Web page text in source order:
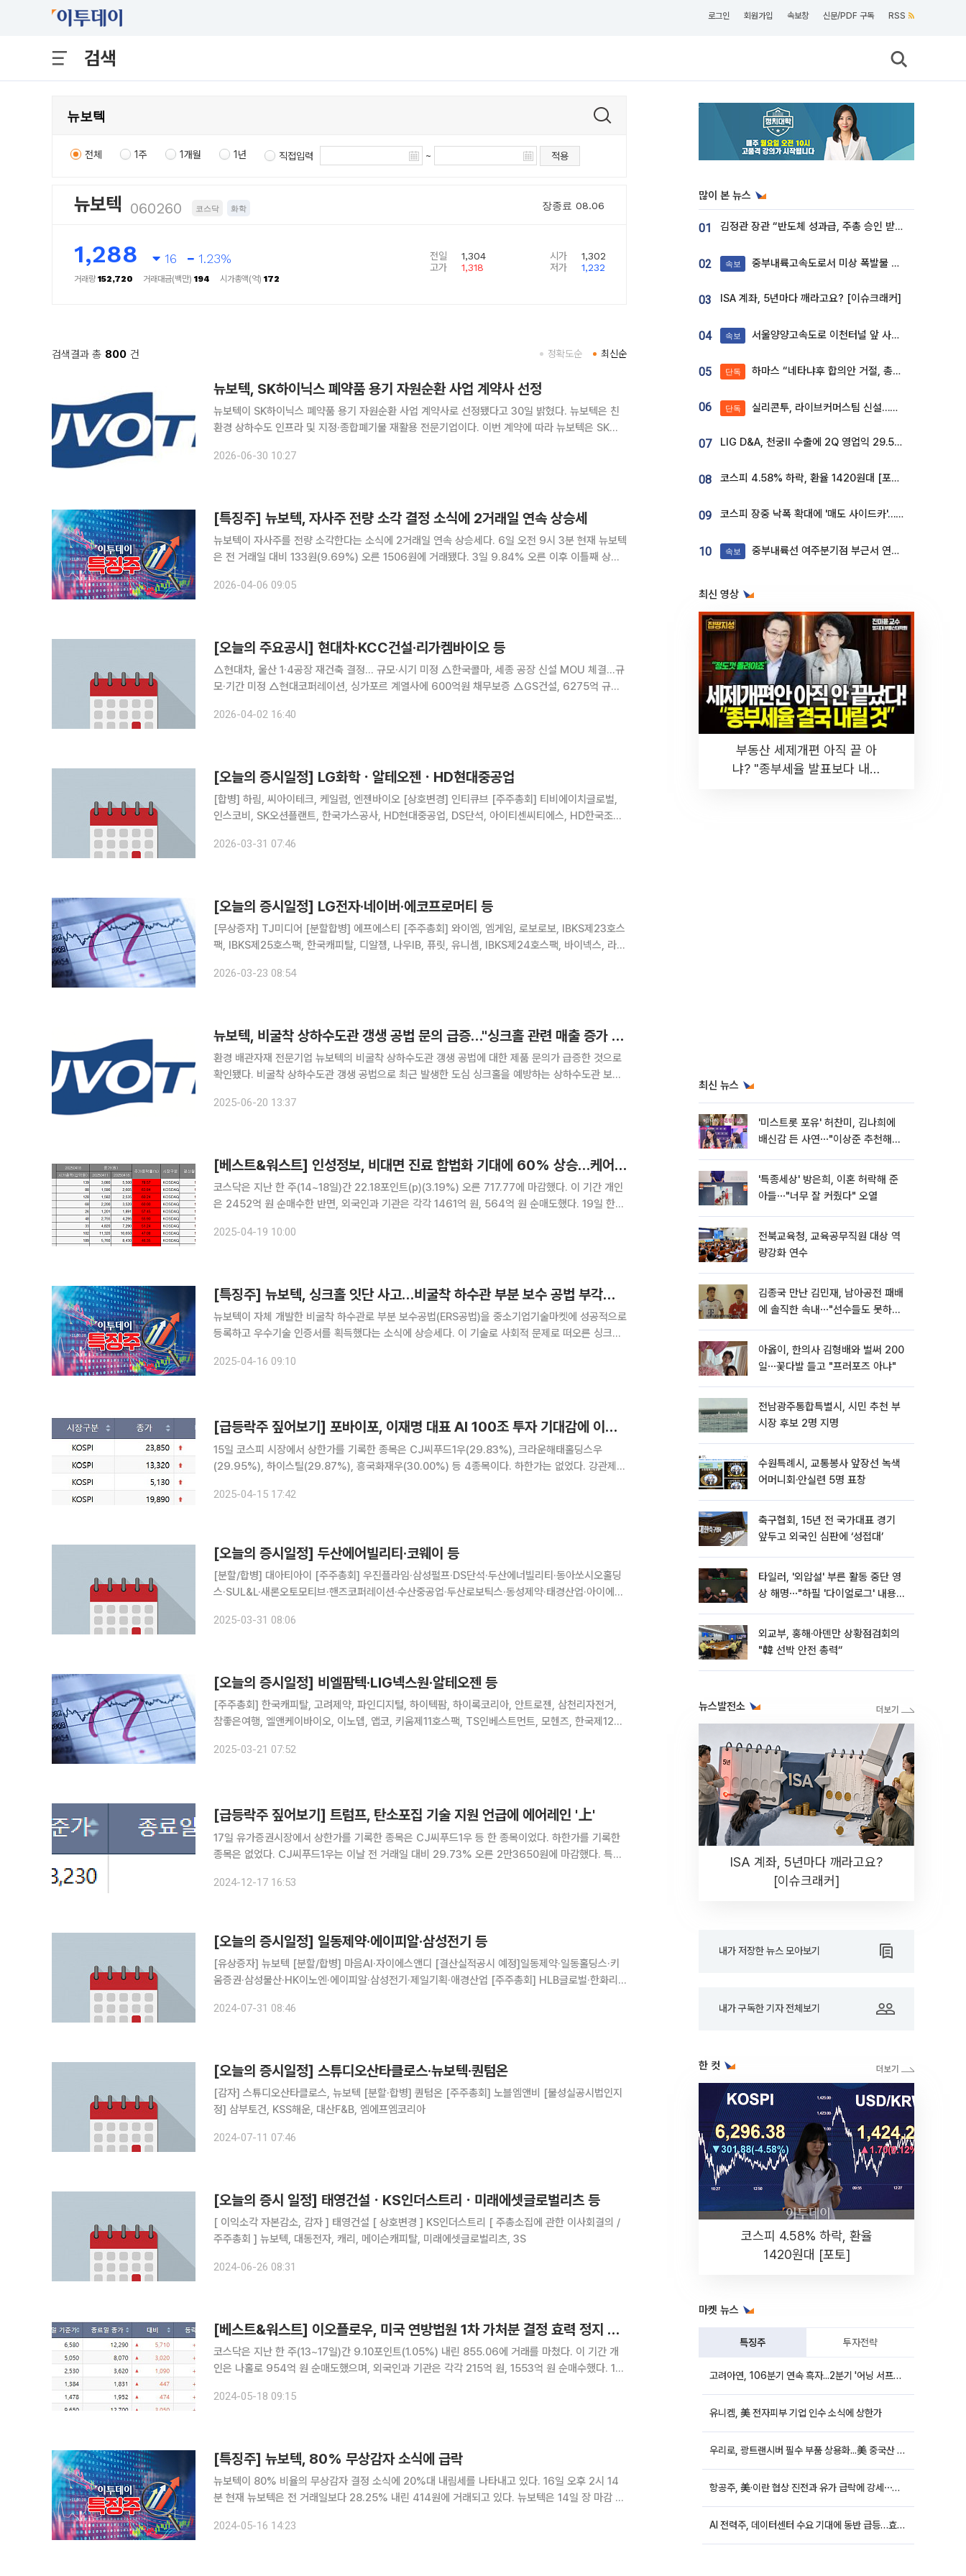
로그인 회원가입 속보창 신문/PDF 구독 RSS
검색
전체 1주 1개월 1년 직접입력 ~ 적용
뉴보텍 060260 코스닥 화학 장종료 08.06
1,288 16 1.23%
거래량152,720 거래대금(백만) 194 시가총액(억) 172
전일
1,304
고가
1,318
시가
1,302
저가
1,232
검색결과 총 800 건 최신순
정확도순
뉴보텍, SK하이닉스 폐약품 용기 자원순환 사업 계약사 선정
뉴보텍이 SK하이닉스 폐약품 용기 자원순환 사업 계약사로 선정됐다고 30일 밝혔다. 뉴보텍은 친
환경 상하수도 인프라 및 지정·종합폐기물 재활용 전문기업이다. 이번 계약에 따라 뉴보텍은 SK하
정용 폐용기의 수집·운반 및 안전 재활용 처리를 수행하게 된다. 대상
2026-06-30 10:27
[특징주] 뉴보텍, 자사주 전량 소각 결정 소식에 2거래일 연속 상승세
뉴보텍이 자사주를 전량 소각한다는 소식에 2거래일 연속 상승세다. 6일 오전 9시 3분 현재 뉴보텍
은 전 거래일 대비 133원(9.69%) 오른 1506원에 거래됐다. 3일 9.84% 오른 이후 이틀째 상승
르면 이번 소각 규모는 발행주식 총수의 1.
2026-04-06 09:05
[오늘의 주요공시] 현대차‧KCC건설‧리가켐바이오 등
△현대차, 울산 1·4공장 재건축 결정… 규모·시기 미정 △한국콜마, 세종 공장 신설 MOU 체결…규
모·기간 미정 △현대코퍼레이션, 싱가포르 계열사에 600억원 채무보증 △GS건설, 6275억 규모
△KCC건설, 3057억 규모 물류센터 신축공사 수주 △링크솔
2026-04-02 16:40
[오늘의 증시일정] LG화학ㆍ알테오젠ㆍHD현대중공업
[합병] 하림, 씨아이테크, 케일럼, 엔젠바이오 [상호변경] 인티큐브 [주주총회] 티비에이치글로벌,
인스코비, SK오션플랜트, 한국가스공사, HD현대중공업, DS단석, 아이티센씨티에스, HD한국조선
풀무원, 태경산업, 강원랜드, 영흥, 황금에스
2026-03-31 07:46
[오늘의 증시일정] LG전자·네이버·에코프로머티 등
[무상증자] TJ미디어 [분할합병] 에프에스티 [주주총회] 와이엠, 엠게임, 로보로보, IBKS제23호스
팩, IBKS제25호스팩, 한국캐피탈, 디알젬, 나우IB, 퓨릿, 유니셈, IBKS제24호스팩, 바이넥스, 라이
오로스테크놀로지, 링크제니시스, 한양이엔
2026-03-23 08:54
뉴보텍, 비굴착 상하수도관 갱생 공법 문의 급증…"싱크홀 관련 매출 증가 예상"
환경 배관자재 전문기업 뉴보텍의 비굴착 상하수도관 갱생 공법에 대한 제품 문의가 급증한 것으로
확인됐다. 비굴착 상하수도관 갱생 공법으로 최근 발생한 도심 싱크홀을 예방하는 상하수도관 보수
면서, 노후 하수관을 교체하거나 구조적으로 보강하기 위한 자재에 대한
2025-06-20 13:37
[베스트&워스트] 인성정보, 비대면 진료 합법화 기대에 60% 상승…케어랩스ㆍ심플랫폼도↑
코스닥은 지난 한 주(14~18일)간 22.18포인트(p)(3.19%) 오른 717.77에 마감했다. 이 기간 개인
은 2452억 원 순매수한 반면, 외국인과 기관은 각각 1461억 원, 564억 원 순매도했다. 19일 한국
5500원에 장을 마쳤다. 이재명
2025-04-19 10:00
[특징주] 뉴보텍, 싱크홀 잇단 사고…비굴착 하수관 부분 보수 공법 부각에 상승세
뉴보텍이 자체 개발한 비굴착 하수관로 부분 보수공법(ERS공법)을 중소기업기술마켓에 성공적으로
등록하고 우수기술 인증서를 획득했다는 소식에 상승세다. 이 기술로 사회적 문제로 떠오른 싱크홀
2025-04-16 09:10
[급등락주 짚어보기] 포바이포, 이재명 대표 AI 100조 투자 기대감에 이틀 연속 上
15일 코스피 시장에서 상한가를 기록한 종목은 CJ씨푸드1우(29.83%), 크라운해태홀딩스우
(29.95%), 하이스틸(29.87%), 흥국화재우(30.00%) 등 4종목이다. 하한가는 없었다. 강관제조
2025-04-15 17:42
[오늘의 증시일정] 두산에어빌리티·코웨이 등
[분할/합병] 대아티아이 [주주총회] 우진플라임·삼성펄프·DS단석·두산에너빌리티·동아쏘시오홀딩
스·SUL&L·새론오토모티브·핸즈코퍼레이션·수산중공업·두산로보틱스·동성제약·태경산업·아이에이
·GKL·AK홀딩스·휠라홀딩스·국보·화인베스틸·이아이디·대구백화점·보락·원림·씨아이테크·화
2025-03-31 08:06
[오늘의 증시일정] 비엘팜텍·LIG넥스원·알테오젠 등
[주주총회] 한국캐피탈, 고려제약, 파인디지털, 하이텍팜, 하이록코리아, 안트로젠, 삼천리자전거,
참좋은여행, 엘앤케이바이오, 이노뎁, 앱코, 키움제11호스팩, TS인베스트먼트, 모헨즈, 한국제12호
에프엠코리아, 나이스디앤비, 엑시온그룹, 이수앱지스, 대
2025-03-21 07:52
[급등락주 짚어보기] 트럼프, 탄소포집 기술 지원 언급에 에어레인 '上'
17일 유가증권시장에서 상한가를 기록한 종목은 CJ씨푸드1우 등 한 종목이었다. 하한가를 기록한
종목은 없었다. CJ씨푸드1우는 이날 전 거래일 대비 29.73% 오른 2만3650원에 마감했다. 특별
정밀기계, 뉴보텍, 아이윈플러스, 인벤티지랩, GH
2024-12-17 16:53
[오늘의 증시일정] 일동제약‧에이피알‧삼성전기 등
[유상증자] 뉴보텍 [분할/합병] 마음AI·자이에스앤디 [결산실적공시 예정]일동제약·일동홀딩스·키
움증권·삼성물산·HK이노엔·에이피알·삼성전기·제일기획·애경산업 [주주총회] HLB글로벌·한화리
아이테크·케어젠
2024-07-31 08:46
[오늘의 증시일정] 스튜디오산타클로스·뉴보텍·퀀텀온
[감자] 스튜디오산타클로스, 뉴보텍 [분할·합병] 퀀텀온 [주주총회] 노블엠앤비 [불성실공시법인지
정] 삼부토건, KSS해운, 대산F&B, 엠에프엠코리아
2024-07-11 07:46
[오늘의 증시 일정] 태영건설ㆍKS인더스트리ㆍ미래에셋글로벌리츠 등
[ 이익소각 자본감소, 감자 ] 태영건설 [ 상호변경 ] KS인더스트리 [ 주총소집에 관한 이사회결의 /
주주총회 ] 뉴보텍, 대동전자, 캐리, 메이슨캐피탈, 미래에셋글로벌리츠, 3S
2024-06-26 08:31
[베스트&워스트] 이오플로우, 미국 연방법원 1차 가처분 결정 효력 정지 결정 소식에 86%↑
코스닥은 지난 한 주(13~17일)간 9.10포인트(1.05%) 내린 855.06에 거래를 마쳤다. 이 기간 개
인은 나홀로 954억 원 순매도했으며, 외국인과 기관은 각각 215억 원, 1553억 원 순매수했다. 18
86.78% 오른 1만2290원에 마감했다
2024-05-18 09:15
[특징주] 뉴보텍, 80% 무상감자 소식에 급락
뉴보텍이 80% 비율의 무상감자 결정 소식에 20%대 내림세를 나타내고 있다. 16일 오후 2시 14
분 현재 뉴보텍은 전 거래일보다 28.25% 내린 414원에 거래되고 있다. 뉴보텍은 14일 장 마감 후
주식은 4156만45주에서 감자 후 831만20
2024-05-16 14:23
많이 본 뉴스
01 김정관 장관 “반도체 성과급, 주총 승인 받도록”…상법·자본시장법 개정 시사
02 속보 중부내륙고속도로서 미상 폭발물 발견
03 ISA 계좌, 5년마다 깨라고요? [이슈크래커]
04 속보 서울양양고속도로 이천터널 앞 사고 발생
05 단독 하마스 “네타냐후 합의안 거절, 총선 앞두고 시간 끌기”
06 단독 실리콘투, 라이브커머스팀 신설…K뷰티 ‘글로벌 판매망’ 확대[K뷰티 라방戰]
07 LIG D&A, 천궁Ⅱ 수출에 2Q 영업익 29.5%↑…수주잔고 24.6조 [종합]
08 코스피 4.58% 하락, 환율 1420원대 [포토]
09 코스피 장중 낙폭 확대에 '매도 사이드카'…외인 2.8조'팔자'· 개인 3.1조 '사자'
10 속보 중부내륙선 여주분기점 부근서 연이은 추돌사고 발생
최신 영상
부동산 세제개편 아직 끝 아
냐? "종부세율 발표보다 내릴
최신 뉴스
'미스트롯 포유' 허찬미, 김나희에
배신감 든 사연⋯"이상준 추천해주
'특종세상' 방은희, 이혼 허락해 준
아들⋯"너무 잘 커줬다" 오열
전북교육청, 교육공무직원 대상 역
량강화 연수
김종국 만난 김민재, 남아공전 패배
에 솔직한 속내⋯"선수들도 못하긴
아옳이, 한의사 김형배와 벌써 200
일⋯꽃다발 들고 "프러포즈 아냐"
전남광주통합특별시, 시민 추천 부
시장 후보 2명 지명
수원특례시, 교통봉사 앞장선 녹색
어머니회·안실련 5명 표창
축구협회, 15년 전 국가대표 경기
앞두고 외국인 심판에 ‘성접대’
타일러, '외압설' 부른 활동 중단 영
상 해명⋯"하필 '다이얼로그' 내용이
외교부, 홍해·아덴만 상황점검회의
"韓 선박 안전 총력“
뉴스발전소
ISA 계좌, 5년마다 깨라고요?
[이슈크래커]
내가 저장한 뉴스 모아보기
내가 구독한 기자 전체보기
한 컷
코스피 4.58% 하락, 환율
1420원대 [포토]
마켓 뉴스
특징주 투자전략
고려아연, 106분기 연속 흑자...2분기 '어닝 서프라이즈'에 장 초반 12%대 강세
유니켐, 美 전자피부 기업 인수 소식에 상한가
우리로, 광트랜시버 필수 부품 상용화...美 중국산 퇴출 추진에 상승세
항공주, 美·이란 협상 진전과 유가 급락에 강세⋯한진칼 8%↑
AI 전력주, 데이터센터 수요 기대에 동반 급등…효성중공업 10%↑